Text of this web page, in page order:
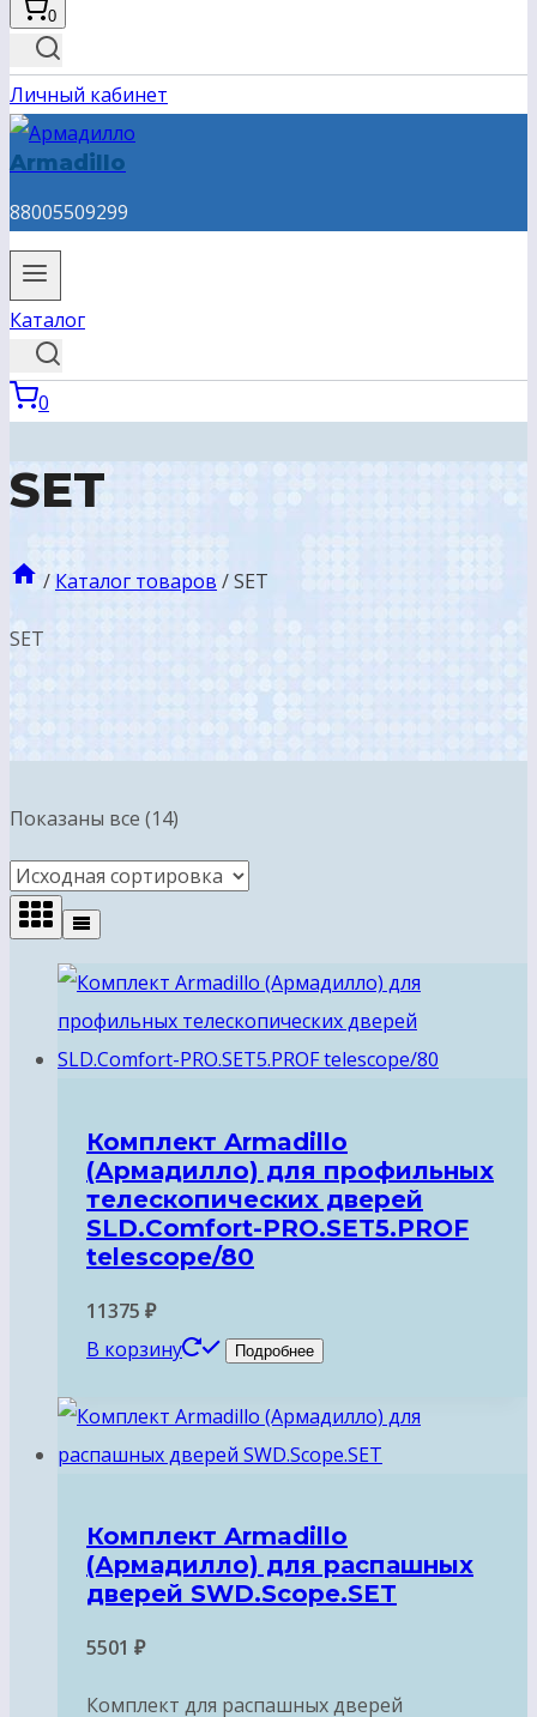
0
Личный кабинет
Armadillo
88005509299
Каталог
0
SET
/ Каталог товаров /SET
SET
Показаны все (14)
Комплект Armadillo
(Армадилло) для профильных
телескопических дверей
SLD.Comfort-PRO.SET5.PROF
telescope/80
11375 ₽
В корзину
Подробнее
Комплект Armadillo
(Армадилло) для раcпашных
дверей SWD.Scope.SET
5501 ₽
Комплект для раcпашных дверей